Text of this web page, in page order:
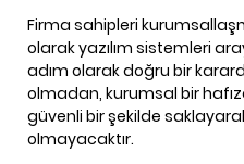
Firma sahipleri
olarak yazılım sistemleri
adım olarak doğru bir
olmadan, kurumsal bir
güvenli bir şekilde
olmayacaktır.